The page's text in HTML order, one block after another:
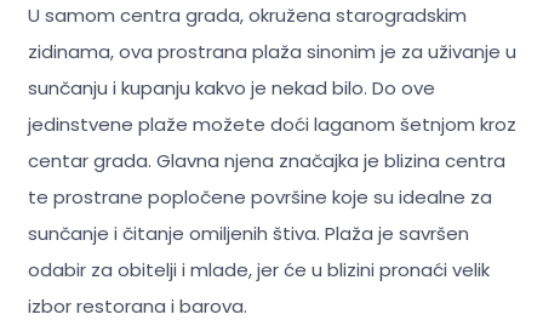
U samom centra grada, okružena starogradskim
zidinama, ova prostrana plaža sinonim je za uživanje u
sunčanju i kupanju kakvo je nekad bilo. Do ove
jedinstvene plaže možete doći laganom šetnjom kroz
centar grada. Glavna njena značajka je blizina centra
te prostrane popločene površine koje su idealne za
sunčanje i čitanje omiljenih štiva. Plaža je savršen
odabir za obitelji i mlade, jer će u blizini pronaći velik
izbor restorana i barova.